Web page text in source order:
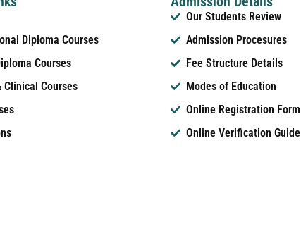
Diploma Courses
Courses
Clinical Courses
Our Students Review
Admission Procesures
Fee Structure Details
Modes of Education
Online Registration Form
Online Verification Guide